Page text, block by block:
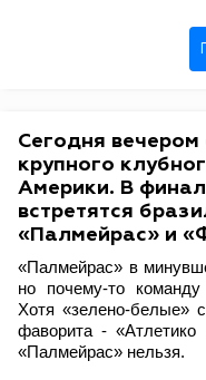
Сегодня
крупного
Америки. В
встретятся
«Палмейрас» и
«Палмейрас» в
но почему-то
Хотя «зелено-белые»
фаворита -«
«Палмейрас» нельзя.